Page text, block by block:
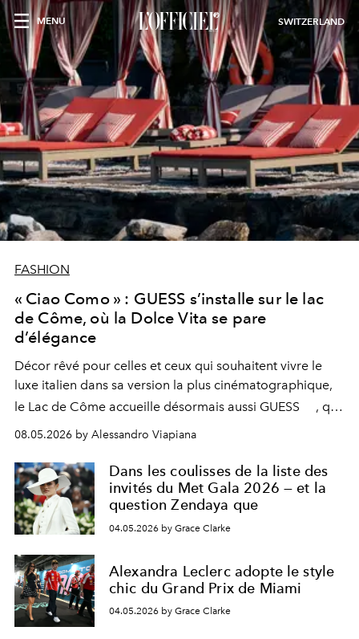
MENU SWITZERLAND
FASHION
« Ciao Como » : GUESS s’installe sur le lac
de Côme, où la Dolce Vita se pare
d’élégance
Décor rêvé pour celles et ceux qui souhaitent vivre le
luxe italien dans sa version la plus cinématographique,
le Lac de Côme accueille désormais aussi GUESS
, qui
signe un takeover entre boutiques, hôtels, bateaux et
fragrances. L’une des opérations de style les plus
réussies de la saison.
08.05.2026 by Alessandro Viapiana
Dans les coulisses de la liste des
invités du Met Gala 2026 — et la
question Zendaya que
04.05.2026 by Grace Clarke
Alexandra Leclerc adopte le style
chic du Grand Prix de Miami
04.05.2026 by Grace Clarke